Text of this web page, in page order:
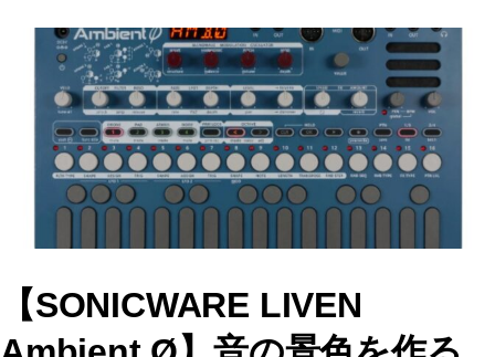
e
b
o
o
k
o
d
o
n
l
【SONICWARE LIVEN